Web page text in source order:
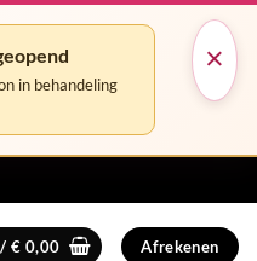
×
in behandeling
/€ 0,00 Afrekenen